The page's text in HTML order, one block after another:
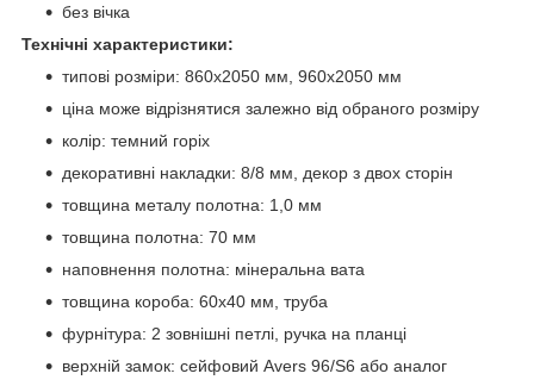
без вічка
Технічні характеристики:
типові розміри: 860x2050 мм, 960x2050 мм
ціна може відрізнятися залежно від обраного розміру
колір: темний горіх
декоративні накладки: 8/8 мм, декор з двох сторін
товщина металу полотна: 1,0 мм
товщина полотна: 70 мм
наповнення полотна: мінеральна вата
товщина короба: 60x40 мм, труба
фурнітура: 2 зовнішні петлі, ручка на планці
верхній замок: сейфовий Avers 96/S6 або аналог